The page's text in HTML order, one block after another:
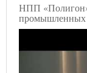
НПП «Полигон»
промышленных